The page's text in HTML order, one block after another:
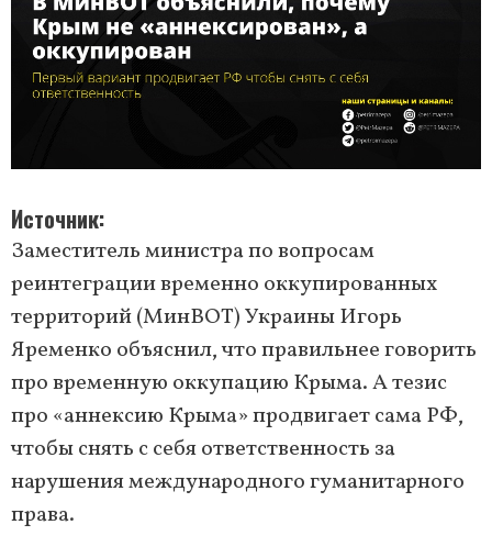
Источник
Заместитель министра по вопросам
реинтеграции временно оккупированных
территорий (МинВОТ) Украины Игорь
Яременко объяснил, что правильнее говорить
про временную оккупацию Крыма. А тезис
про «аннексию Крыма» продвигает сама РФ,
чтобы снять с себя ответственность за
нарушения международного гуманитарного
права.